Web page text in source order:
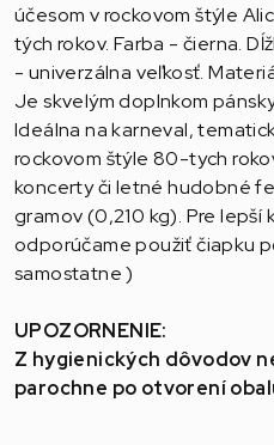
účesom v rockovom štýle
tých rokov. Farba - čierna.
- univerzálna veľkosť.
Je skvelým doplnkom
Ideálna na karneval,
rockovom štýle 80-tych
koncerty či letné hudobné
gramov (0,210 kg). Pre lepší
odporúčame použiť čiapku
samostatne )
UPOZORNENIE:
Z hygienických dôvodov
parochne po otvorení